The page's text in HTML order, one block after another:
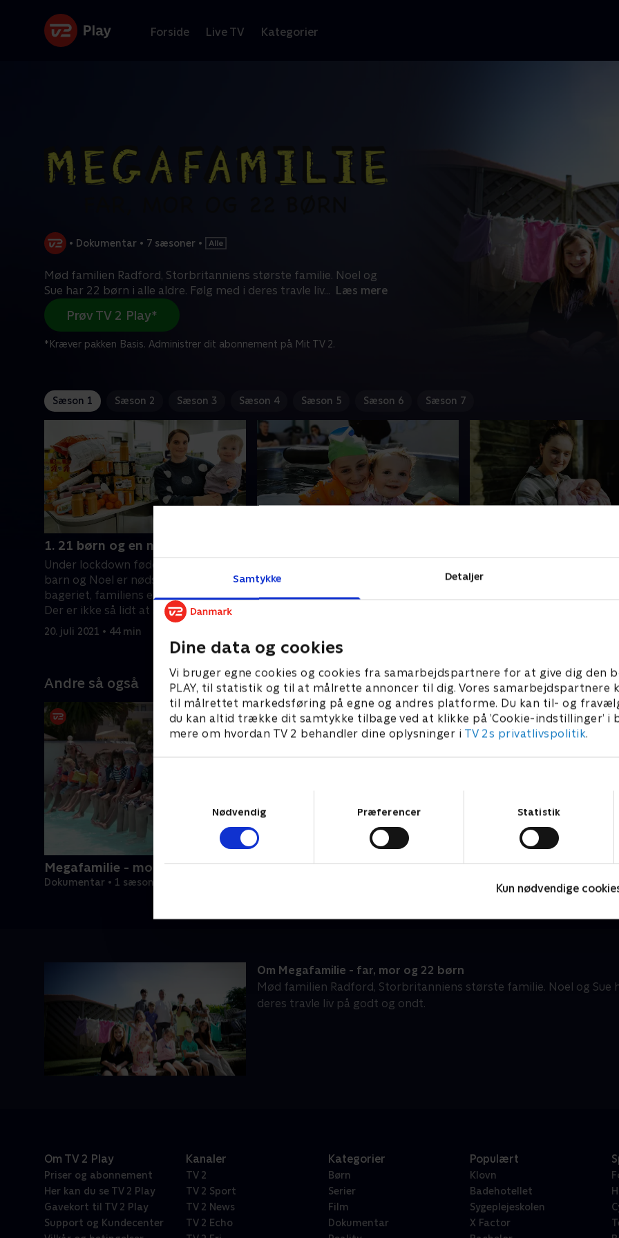
Samtykke Detaljer
Dine data og cookies
Vi bruger egne cookies og cookies fra samarbejdspartnere for at give dig den
PLAY, til statistik og til at målrette annoncer til dig. Vores samarbejdspartnere
til målrettet markedsføring på egne og andres platforme. Du kan til- og
du kan altid trække dit samtykke tilbage ved at klikke på ’Cookie-indstillinger’ i
mere om hvordan TV 2 behandler dine oplysninger i TV 2s privatlivspolitik.
Nødvendig
Præferencer Statistik
Kun nødvendige
Forside Live TV Kategorier
• Dokumentar • 7 sæsoner •
Mød familien Radford, Storbritanniens største familie. Noel og
Sue har 22 børn i alle aldre. Følg med i deres travle liv... Læs mere
Prøv TV 2 Play*
*Kræver pakken Basis. Administrer dit abonnement på Mit TV 2.
Sæson 1 Sæson 2 Sæson 3 Sæson 4 Sæson 5 Sæson 6 Sæson 7
1. 21 børn og en ny på vej
Under lockdown føder Sue sit 22.
barn og Noel er nødsaget til at lukke
bageriet, familiens eneste indtægt.
Der er ikke så lidt at se til, for familien
Radford!
20. juli 2021 • 44 min
11-årige Max er det en helt ny skole!
Men først lidt kvalitetstid med
det dog datteren Millie på
Andre så også
Megafamilie - mor, far og 16 børn
Dokumentar • 1 sæsoner
Om Megafamilie - far, mor og 22 børn
Mød familien Radford, Storbritanniens største familie. Noel og Sue
deres travle liv på godt og ondt.
Om TV 2 Play
Priser og abonnement
Her kan du se TV 2 Play
Gavekort til TV 2 Play
Support og Kundecenter
Kanaler
TV 2
TV 2 Sport
TV 2 News
TV 2 Echo
Kategorier
Børn
Serier
Film
Dokumentar
Populært
Klovn
Badehotellet
Sygeplejeskolen
X Factor